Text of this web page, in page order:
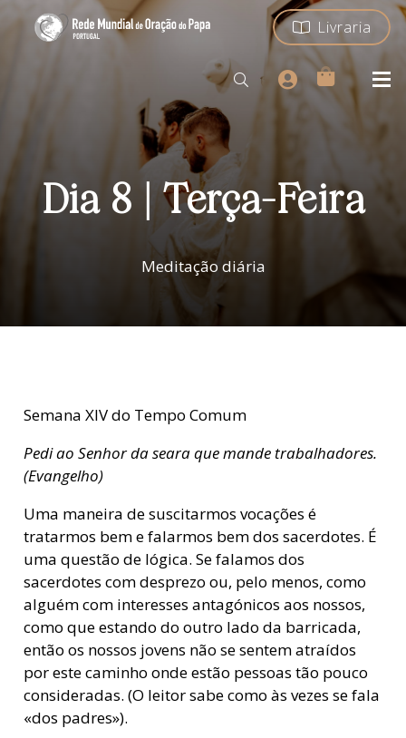
Livraria
Dia 8 | Terça-Feira
Meditação diária
Semana XIV do Tempo Comum
Pedi ao Senhor da seara que mande trabalhadores.
(Evangelho)
Uma maneira de suscitarmos vocações é
tratarmos bem e falarmos bem dos sacerdotes. É
uma questão de lógica. Se falamos dos
sacerdotes com desprezo ou, pelo menos, como
alguém com interesses antagónicos aos nossos,
como que estando do outro lado da barricada,
então os nossos jovens não se sentem atraídos
por este caminho onde estão pessoas tão pouco
consideradas. (O leitor sabe como às vezes se fala
«dos padres»).